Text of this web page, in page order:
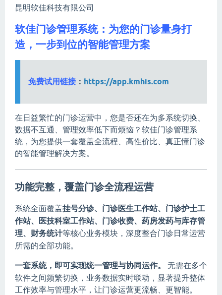
昆明软佳科技有限公司
软佳门诊管理系统：为您的门诊量身打
造，一步到位的智能管理方案
免费试用链接 ： https://app.kmhis.com
在日益繁忙的门诊运营中，您是否还在为多系统切换、
数据不互通、管理效率低下而烦恼？软佳门诊管理系
统，为您提供一套覆盖全流程、高性价比、真正懂门诊
的智能管理解决方案。
功能完整，覆盖门诊全流程运营
系统全面覆盖挂号分诊、门诊医生工作站、门诊护士工
作站、医技科室工作站、门诊收费、药房发药与库存管
理、财务统计等核心业务模块，深度整合门诊日常运营
所需的全部功能。
一套系统，即可实现统一管理与协同运作。
无需在多个
软件之间频繁切换，业务数据实时联动，显著提升整体
工作效率与管理水平，让门诊运营更流畅、更智能。